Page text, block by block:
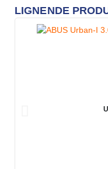
LIGNENDE